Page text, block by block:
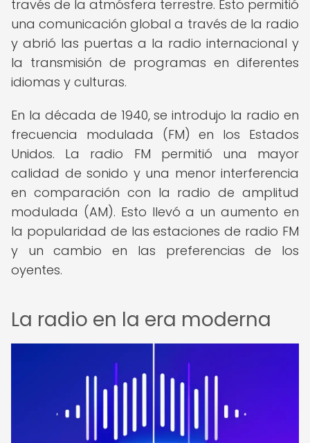
través de la atmósfera terrestre. Esto permitió
una comunicación global a través de la radio
y abrió las puertas a la radio internacional y
la transmisión de programas en diferentes
idiomas y culturas.
En la década de 1940, se introdujo la radio en
frecuencia modulada (FM) en los Estados
Unidos. La radio FM permitió una mayor
calidad de sonido y una menor interferencia
en comparación con la radio de amplitud
modulada (AM). Esto llevó a un aumento en
la popularidad de las estaciones de radio FM
y un cambio en las preferencias de los
oyentes.
La radio en la era moderna